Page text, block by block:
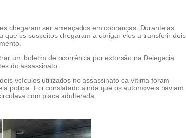
chegaram ser ameaçados em cobranças. Durante as
que os suspeitos chegaram a obrigar eles a transferir dois
um boletim de ocorrência por extorsão na Delegacia
do assassinato.
veículos utilizados no assassinato da vítima foram
polícia. Foi constatado ainda que os automóveis haviam
com placa adulterada.